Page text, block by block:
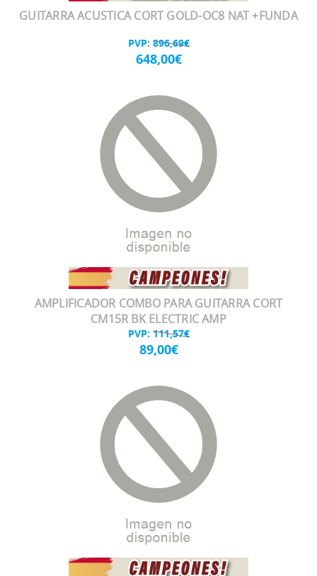
GUITARRA ACUSTICA CORT GOLD-OC8 NAT +FUNDA
PVP: 896,69€
648,00€
AMPLIFICADOR COMBO PARA GUITARRA CORT
CM15R BK ELECTRIC AMP
PVP: 111,57€
89,00€